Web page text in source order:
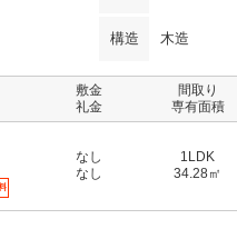
構造 木造
敷金
礼金
間取り
専有面積
なし
なし
1LDK
34.28㎡